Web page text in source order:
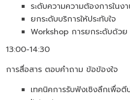
ระดับความความต้องการในง
ยกระดับบริการให้ประทับใจ
Workshop การยกระดับด้ว
13:00-14:30
การสื่อสาร ตอบคำถาม ข้อข้องใจ
เทคนิคการรับฟังเชิงลึกเพื่อตี